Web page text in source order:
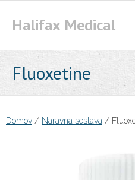
Halifax Medical
Fluoxetine
Domov / Naravna sestava /